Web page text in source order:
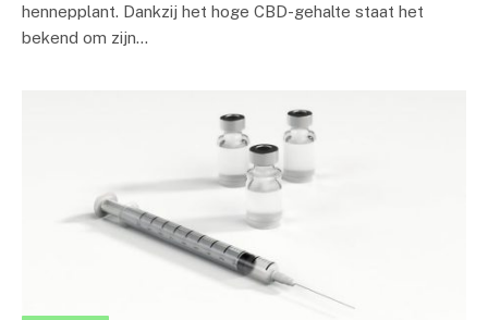
hennepplant. Dankzij het hoge CBD-gehalte staat het
bekend om zijn…